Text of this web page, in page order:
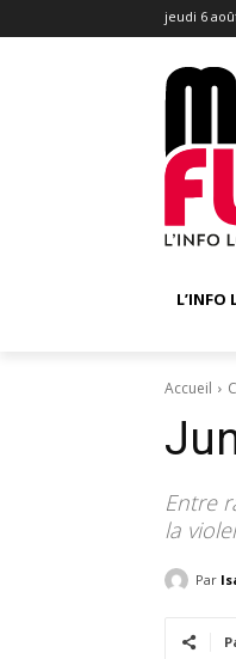
jeudi 6
L’INFO
Accueil
Entre
la
Par